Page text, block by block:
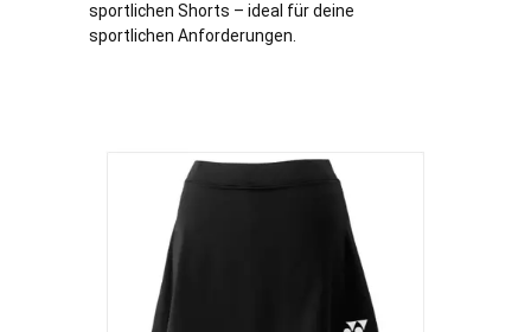
sportlichen Shorts – ideal für deine
sportlichen Anforderungen.